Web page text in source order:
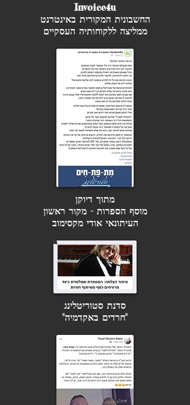
Invoice4u
החשבונית המקורית באינטרנט
ממליצה ללקוחותיה העסקיים
מתוך דיוקן
מוסף הספרות - מקור ראשון
העיתונאי אודי מקסימוב
סדנת סטוריטלינג
"חרדים באקדמיה"